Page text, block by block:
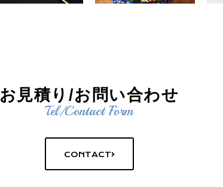
お見積り/お問い合わせ
Tel/Contact Form
CONTACT